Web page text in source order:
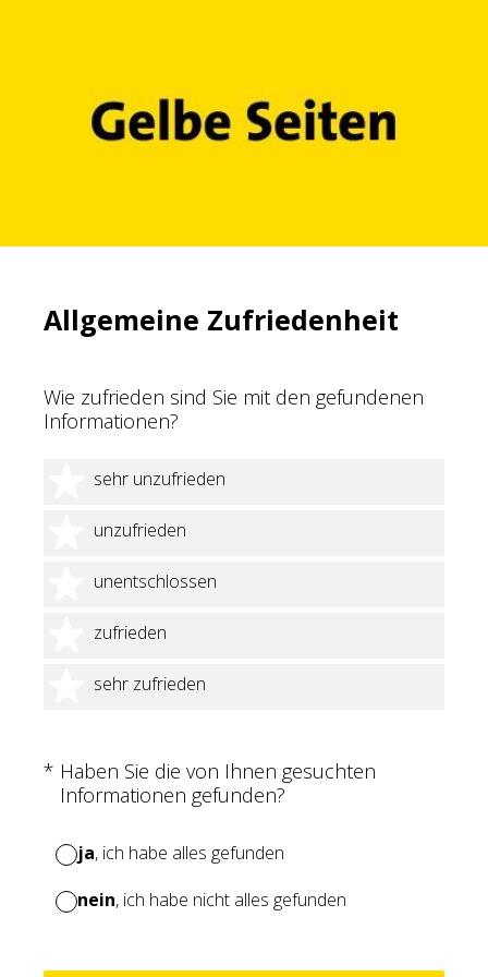
Allgemeine Zufriedenheit
Wie zufrieden sind Sie mit den gefundenen
Informationen?
sehr unzufrieden
1 Stern
unzufrieden
2 Sterne
unentschlossen
3 Sterne
zufrieden
4 Sterne
sehr zufrieden
5 Sterne
* Haben Sie die von Ihnen gesuchten
Informationen gefunden?
(Erforderlich.)
ja, ich habe alles gefunden
nein, ich habe nicht alles gefunden